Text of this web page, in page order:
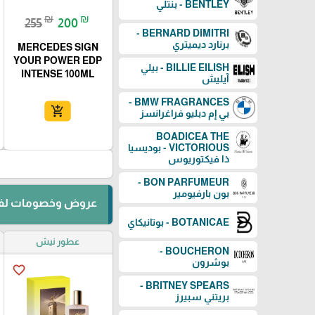
BENTLEY - بنتلي
BERNARD DIMITRI -
برنارد ديميتري
BILLIE EILISH - بيلي
آيليش
BMW FRAGRANCES -
بي إم دبليو فراغرانسز
BOADICEA THE
VICTORIOUS - بوديسيا
ذا فيكتوريوس
BON PARFUMEUR -
بون بارفيومير
BOTANICAE - بوتانيكاي
BOUCHERON -
بوشرون
BRITNEY SPEARS -
بريتني سبيرز
255₪ 200 ₪
MERCEDES SIGN
YOUR POWER EDP
INTENSE 100ML
add_shopping_cart
عروض وخصومات
عطور نيش
favorite_border